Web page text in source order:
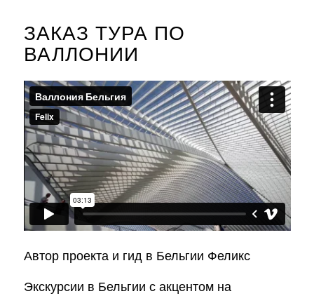
ЗАКАЗ ТУРА ПО
ВАЛЛОНИИ
Автор проекта и гид в Бельгии Феликс
Экскурсии в Бельгии с акцентом на